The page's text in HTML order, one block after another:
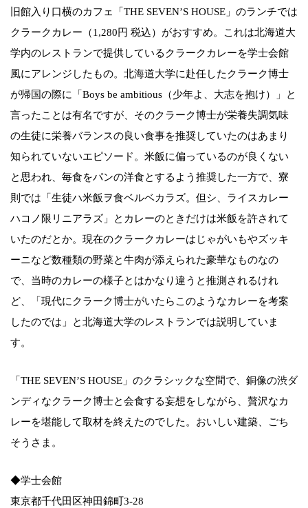
旧館入り口横のカフェ「THE SEVEN’S HOUSE」のランチでは
クラークカレー（1,280円 税込）がおすすめ。これは北海道大
学内のレストランで提供しているクラークカレーを学士会館
風にアレンジしたもの。北海道大学に赴任したクラーク博士
が帰国の際に「Boys be ambitious（少年よ、大志を抱け）」と
言ったことは有名ですが、そのクラーク博士が栄養失調気味
の生徒に栄養バランスの良い食事を推奨していたのはあまり
知られていないエピソード。米飯に偏っているのが良くない
と思われ、毎食をパンの洋食とするよう推奨した一方で、寮
則では「生徒ハ米飯ヲ食ベルベカラズ。但シ、ライスカレー
ハコノ限リニアラズ」とカレーのときだけは米飯を許されて
いたのだとか。現在のクラークカレーはじゃがいもやズッキ
ーニなど数種類の野菜と牛肉が添えられた豪華なものなの
で、当時のカレーの様子とはかなり違うと推測されるけれ
ど、「現代にクラーク博士がいたらこのようなカレーを考案
したのでは」と北海道大学のレストランでは説明していま
す。
「THE SEVEN’S HOUSE」のクラシックな空間で、銅像の渋ダ
ンディなクラーク博士と会食する妄想をしながら、贅沢なカ
レーを堪能して取材を終えたのでした。おいしい建築、ごち
そうさま。
◆学士会館
東京都千代田区神田錦町3-28